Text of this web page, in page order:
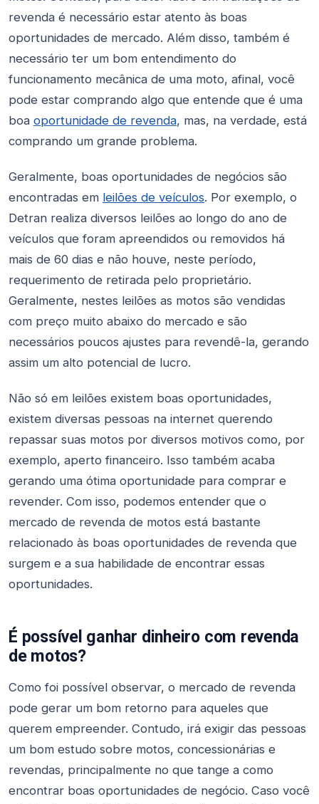
revenda é necessário estar atento às boas
oportunidades de mercado. Além disso, também é
necessário ter um bom entendimento do
funcionamento mecânica de uma moto, afinal, você
pode estar comprando algo que entende que é uma
boa oportunidade de revenda, mas, na verdade, está
comprando um grande problema.
Geralmente, boas oportunidades de negócios são
encontradas em leilões de veículos. Por exemplo, o
Detran realiza diversos leilões ao longo do ano de
veículos que foram apreendidos ou removidos há
mais de 60 dias e não houve, neste período,
requerimento de retirada pelo proprietário.
Geralmente, nestes leilões as motos são vendidas
com preço muito abaixo do mercado e são
necessários poucos ajustes para revendê-la, gerando
assim um alto potencial de lucro.
Não só em leilões existem boas oportunidades,
existem diversas pessoas na internet querendo
repassar suas motos por diversos motivos como, por
exemplo, aperto financeiro. Isso também acaba
gerando uma ótima oportunidade para comprar e
revender. Com isso, podemos entender que o
mercado de revenda de motos está bastante
relacionado às boas oportunidades de revenda que
surgem e a sua habilidade de encontrar essas
oportunidades.
É possível ganhar dinheiro com revenda
de motos?
Como foi possível observar, o mercado de revenda
pode gerar um bom retorno para aqueles que
querem empreender. Contudo, irá exigir das pessoas
um bom estudo sobre motos, concessionárias e
revendas, principalmente no que tange a como
encontrar boas oportunidades de negócio. Caso você